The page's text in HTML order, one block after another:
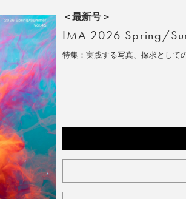
＜最新号＞
IMA 2026 Spring/
特集：実践する写真、探求として